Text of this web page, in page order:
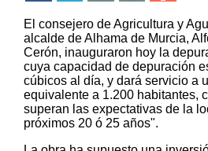
El consejero de Agricultura y
alcalde de Alhama de Murcia,
Cerón, inauguraron hoy la
cuya capacidad de depuración
cúbicos al día, y dará servicio a
equivalente a 1.200 habitantes,
superan las expectativas de la
próximos 20 ó 25 años".